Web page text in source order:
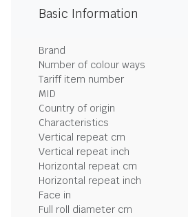
Basic Information
Brand
Number of colour ways
Tariff item number
MID
Country of origin
Characteristics
Vertical repeat cm
Vertical repeat inch
Horizontal repeat cm
Horizontal repeat inch
Face in
Full roll diameter cm